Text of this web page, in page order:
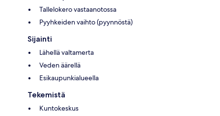
Tallelokero vastaanotossa
Pyyhkeiden vaihto (pyynnöstä)
Sijainti
Lähellä valtamerta
Veden äärellä
Esikaupunkialueella
Tekemistä
Kuntokeskus